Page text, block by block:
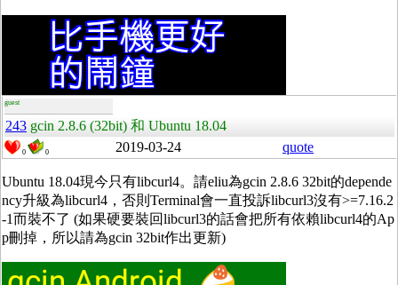
guest
243 gcin 2.8.6 (32bit) 和 Ubuntu 18.04
0 0 2019-03-24 quote
Ubuntu 18.04現今只有libcurl4。請eliu為gcin 2.8.6 32bit的depende
ncy升級為libcurl4，否則Terminal會一直投訴libcurl3沒有>=7.16.2
-1而裝不了 (如果硬要裝回libcurl3的話會把所有依賴libcurl4的Ap
p刪掉，所以請為gcin 32bit作出更新)